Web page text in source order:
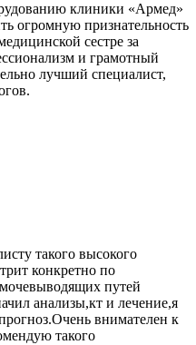
клиники «Армед»
огромную признательность
сестре за
и грамотный
лучший специалист,
такого высокого
конкретно по
путей
анализы,кт и лечение,я
внимателен к
такого